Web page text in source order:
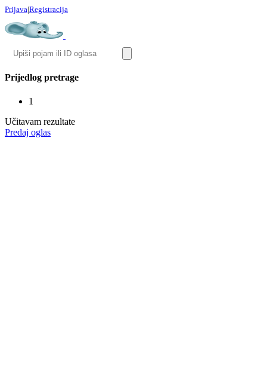
Prijava|Registracija
Prijedlog pretrage
1
Učitavam rezultate
Predaj oglas